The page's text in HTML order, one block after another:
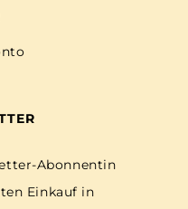
Abonnentin
Einkauf in